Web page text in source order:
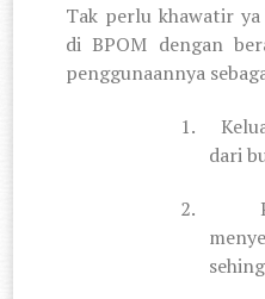
Tak perlu khawatir
di BPOM dengan
penggunaannya
1.
dari
2.